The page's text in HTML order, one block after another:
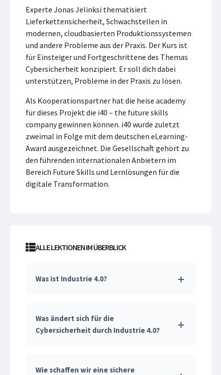
Experte Jonas Jelinksi thematisiert
Lieferkettensicherheit, Schwachstellen in
modernen, cloudbasierten Produktionssystemen
und andere Probleme aus der Praxis. Der Kurs ist
für Einsteiger und Fortgeschrittene des Themas
Cybersicherheit konzipiert. Er soll dich dabei
unterstützen, Probleme in der Praxis zu lösen.
Als Kooperationspartner hat die heise academy
für dieses Projekt die i40 – the future skills
company gewinnen können. i40 wurde zuletzt
zweimal in Folge mit dem deutschen eLearning-
Award ausgezeichnet. Die Gesellschaft gehört zu
den führenden internationalen Anbietern im
Bereich Future Skills und Lernlösungen für die
digitale Transformation.
ALLE LEKTIONEN IM ÜBERBLICK
Was ist Industrie 4.0?
Was ändert sich für die
Cybersicherheit durch Industrie 4.0?
Wie schaffen wir eine sichere